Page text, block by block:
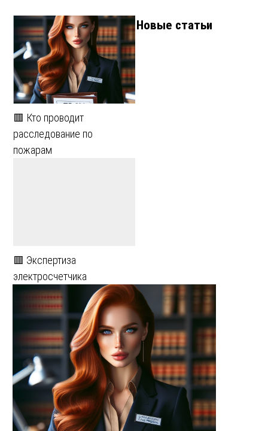
🟥 Кто проводит
расследование по
пожарам
🟥 Экспертиза
электросчетчика
Новые статьи